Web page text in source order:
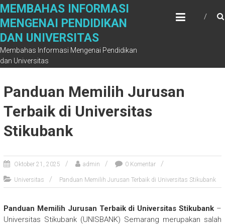
Skip
content
MEMBAHAS INFORMASI
MENGENAI PENDIDIKAN
DAN UNIVERSITAS
Membahas Informasi Mengenai Pendidikan
dan Universitas
Panduan Memilih Jurusan
Terbaik di Universitas
Stikubank
Oktober 21, 2025 admin 0 Komentar
Universitas Panduan Memilih Jurusan Terbaik di Universitas Stikubank
Panduan Memilih Jurusan Terbaik di Universitas Stikubank –
Universitas Stikubank (UNISBANK) Semarang merupakan salah